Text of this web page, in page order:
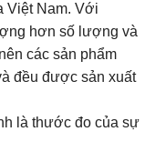
Việt Nam. Với
hơn số lượng và
các sản phẩm
đều được sản xuất
là thước đo của sự